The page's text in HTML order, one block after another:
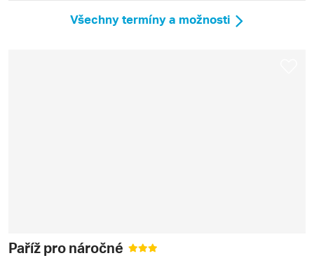
Všechny termíny a možnosti
Paříž pro náročné